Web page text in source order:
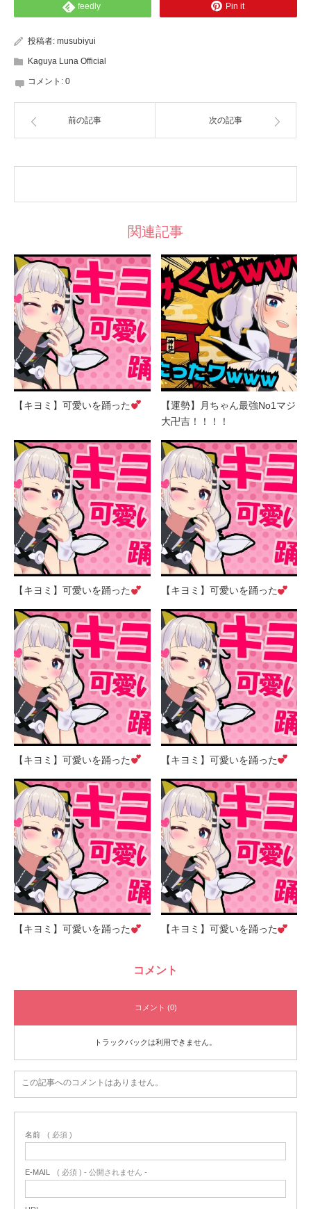
feedly Pin it
投稿者: musubiyui
Kaguya Luna Official
コメント: 0
前の記事 次の記事
関連記事
【キヨミ】可愛いを踊った
【運勢】月ちゃん最強No1マジ
大卍吉！！！！
【キヨミ】可愛いを踊った 【キヨミ】可愛いを踊った
【キヨミ】可愛いを踊った 【キヨミ】可愛いを踊った
【キヨミ】可愛いを踊った 【キヨミ】可愛いを踊った
コメント
コメント (0)
トラックバックは利用できません。
この記事へのコメントはありません。
名前 ( 必須 )
E-MAIL ( 必須 ) - 公開されません -